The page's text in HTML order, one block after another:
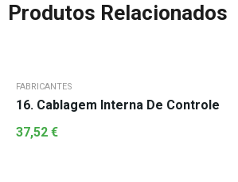
Produtos Relacionados
FABRICANTES
16. Cablagem Interna De Controle
37,52 €